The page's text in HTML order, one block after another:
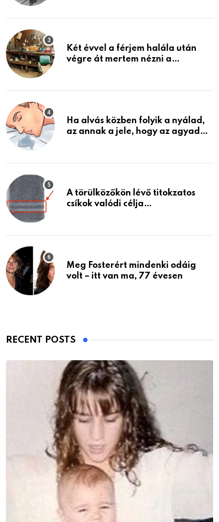
Két évvel a férjem halála után
végre át mertem nézni a
életemet
Ha alvás közben folyik a nyálad,
az annak a jele, hogy az agyad…
A törülközőkön lévő titokzatos
csíkok valódi célja…
Meg Fosterért mindenki odáig
volt – itt van ma, 77 évesen
RECENT POSTS